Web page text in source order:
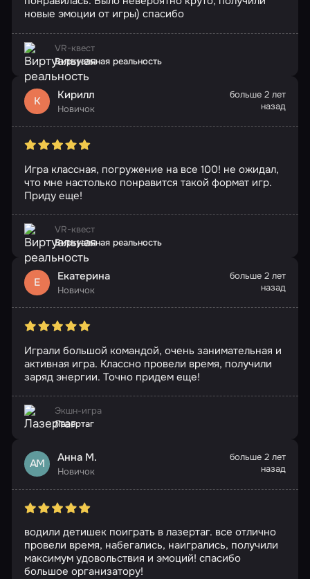
новые эмоции от игры) спасибо
VR-квест
Виртуальная реальность
К Кирилл
Новичок
больше 2 лет
назад
Игра классная, погружение на все 100! не ожидал,
что мне настолько понравится такой формат игр.
Приду еще!
VR-квест
Виртуальная реальность
Е Екатерина
Новичок
больше 2 лет
назад
Играли большой командой, очень занимательная и
активная игра. Классно провели время, получили
заряд энергии. Точно придем еще!
Экшн-игра
Лазертаг
АМ Анна М.
Новичок
больше 2 лет
назад
водили детишек поиграть в лазертаг. все отлично
провели время, набегались, наигрались, получили
максимум удовольствия и эмоций! спасибо
большое организатору!